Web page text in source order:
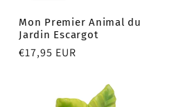
Mon Premier Animal du
Jardin Escargot
Prix
€17,95 EUR